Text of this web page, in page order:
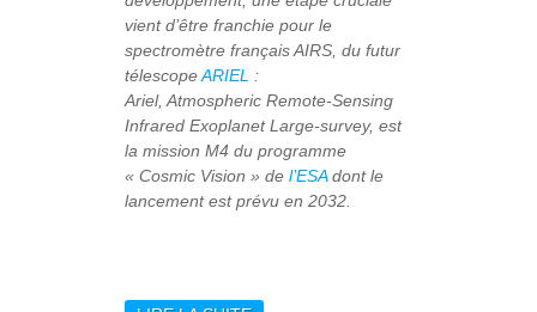
vient d’être franchie pour le
spectromètre français AIRS, du futur
télescopeARIEL
:
Ariel, Atmospheric Remote-Sensing
Infrared Exoplanet Large-survey, est
la mission M4 du programme
« Cosmic Vision » de l’ESAdont le
lancement est prévu en 2032.